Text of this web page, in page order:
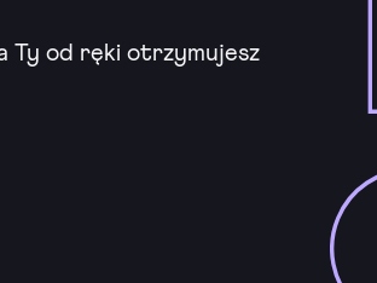
Ty od ręki otrzymujesz